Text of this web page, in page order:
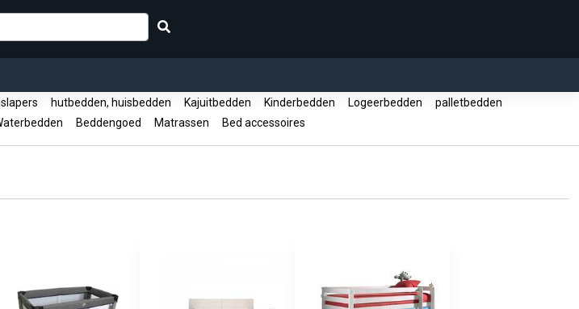
hutbedden, huisbedden Kajuitbedden Kinderbedden Logeerbedden
palletbedden
Beddengoed Matrassen Bed accessoires